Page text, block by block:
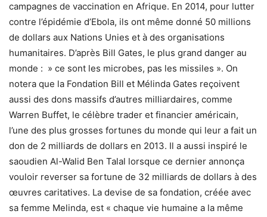
campagnes de vaccination en Afrique. En 2014, pour lutter
contre l’épidémie d’Ebola, ils ont même donné 50 millions
de dollars aux Nations Unies et à des organisations
humanitaires. D’après Bill Gates, le plus grand danger au
monde : » ce sont les microbes, pas les missiles ». On
notera que la Fondation Bill et Mélinda Gates reçoivent
aussi des dons massifs d’autres milliardaires, comme
Warren Buffet, le célèbre trader et financier américain,
l’une des plus grosses fortunes du monde qui leur a fait un
don de 2 milliards de dollars en 2013. Il a aussi inspiré le
saoudien Al-Walid Ben Talal lorsque ce dernier annonça
vouloir reverser sa fortune de 32 milliards de dollars à des
œuvres caritatives. La devise de sa fondation, créée avec
sa femme Melinda, est « chaque vie humaine a la même